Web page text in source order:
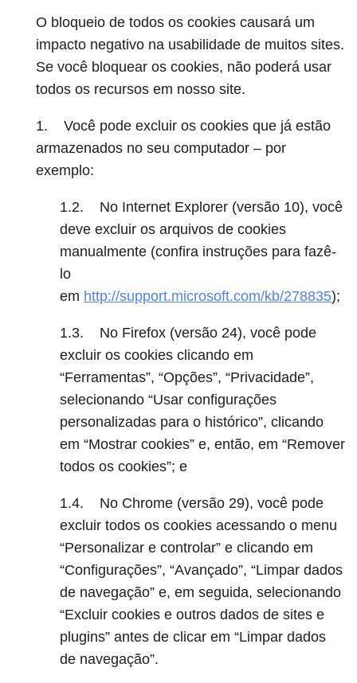
O bloqueio de todos os cookies causará um
impacto negativo na usabilidade de muitos sites.
Se você bloquear os cookies, não poderá usar
todos os recursos em nosso site.
1. Você pode excluir os cookies que já estão
armazenados no seu computador – por
exemplo:
1.2. No Internet Explorer (versão 10), você
deve excluir os arquivos de cookies
manualmente (confira instruções para fazê-
lo
em http://support.microsoft.com/kb/278835);
1.3. No Firefox (versão 24), você pode
excluir os cookies clicando em
“Ferramentas”, “Opções”, “Privacidade”,
selecionando “Usar configurações
personalizadas para o histórico”, clicando
em “Mostrar cookies” e, então, em “Remover
todos os cookies”; e
1.4. No Chrome (versão 29), você pode
excluir todos os cookies acessando o menu
“Personalizar e controlar” e clicando em
“Configurações”, “Avançado”, “Limpar dados
de navegação” e, em seguida, selecionando
“Excluir cookies e outros dados de sites e
plugins” antes de clicar em “Limpar dados
de navegação”.